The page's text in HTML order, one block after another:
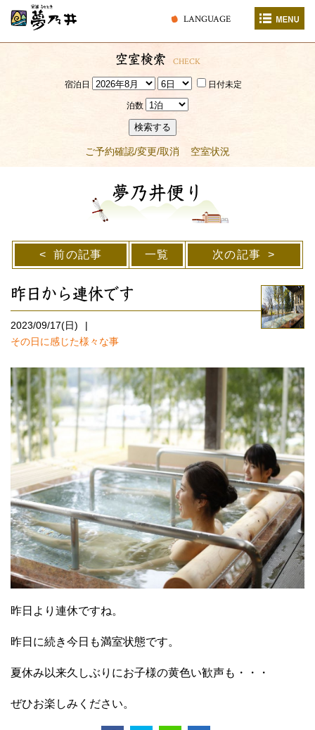
LANGUAGE
空室検索 CHECK
宿泊日 日付未定
泊数
検索する
ご予約確認/変更/取消 空室状況
夢乃井便り
前の記事 一覧 次の記事
昨日から連休です
2023/09/17(日)
その日に感じた様々な事
昨日より連休ですね。
昨日に続き今日も満室状態です。
夏休み以来久しぶりにお子様の黄色い歓声も・・・
ぜひお楽しみください。